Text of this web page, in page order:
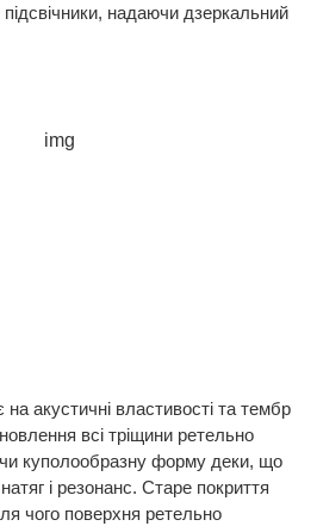
надаючи дзеркальний
акустичні властивості та тембр
всі тріщини ретельно
куполообразну форму деки, що
і резонанс. Старе покриття
чого поверхня ретельно